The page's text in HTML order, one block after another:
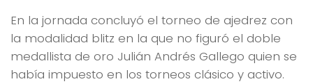
En la jornada concluyó el torneo de ajedrez con
la modalidad blitz en la que no figuró el doble
medallista de oro Julián Andrés Gallego quien se
había impuesto en los torneos clásico y activo.